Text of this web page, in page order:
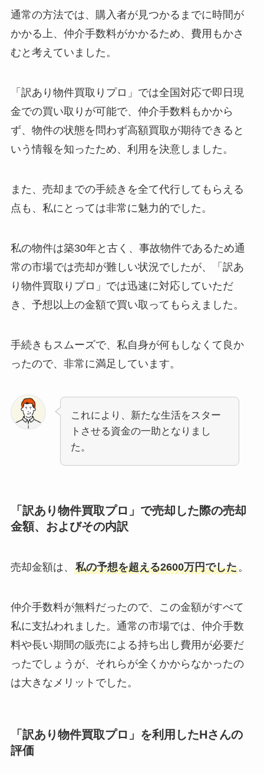
通常の方法では、購入者が見つかるまでに時間が
かかる上、仲介手数料がかかるため、費用もかさ
むと考えていました。
「訳あり物件買取りプロ」では全国対応で即日現
金での買い取りが可能で、仲介手数料もかから
ず、物件の状態を問わず高額買取が期待できると
いう情報を知ったため、利用を決意しました。
また、売却までの手続きを全て代行してもらえる
点も、私にとっては非常に魅力的でした。
私の物件は築30年と古く、事故物件であるため通
常の市場では売却が難しい状況でしたが、「訳あ
り物件買取りプロ」では迅速に対応していただ
き、予想以上の金額で買い取ってもらえました。
手続きもスムーズで、私自身が何もしなくて良か
ったので、非常に満足しています。
これにより、新たな生活をスター
トさせる資金の一助となりまし
た。
「訳あり物件買取プロ」で売却した際の売却
金額、およびその内訳
売却金額は、 私の予想を超える2600万円でした。
仲介手数料が無料だったので、この金額がすべて
私に支払われました。通常の市場では、仲介手数
料や長い期間の販売による持ち出し費用が必要だ
ったでしょうが、それらが全くかからなかったの
は大きなメリットでした。
「訳あり物件買取プロ」を利用したHさんの
評価